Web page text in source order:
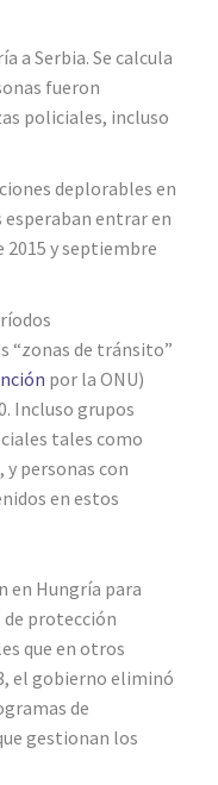
a Serbia. Se calcula
fueron
policiales, incluso
deplorables en
entrar en
y septiembre
“zonas de tránsito”
por la ONU)
Incluso grupos
tales como
y personas con
en estos
en Hungría para
protección
que en otros
el gobierno eliminó
de
gestionan los